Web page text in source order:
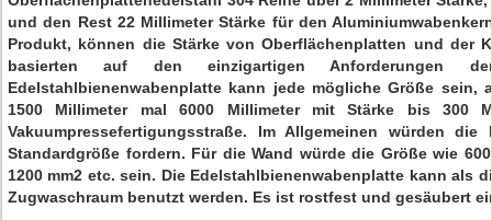
und den Rest 22 Millimeter Stärke für den
Produkt, können die Stärke von Oberflächenplatten und der
basierten auf den einzigartigen Anforderungen
Edelstahlbienenwabenplatte kann jede mögliche Größe sein,
1500 Millimeter mal 6000 Millimeter mit Stärke bis 300
Vakuumpressefertigungsstraße. Im Allgemeinen würden
Standardgröße fordern. Für die Wand würde die Größe wie
1200 mm2 etc. sein. Die Edelstahlbienenwabenplatte kann als
Zugwaschraum benutzt werden. Es ist rostfest und gesäubert